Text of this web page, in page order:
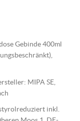
Gebinde 400ml
MIPA SE,
inkl.